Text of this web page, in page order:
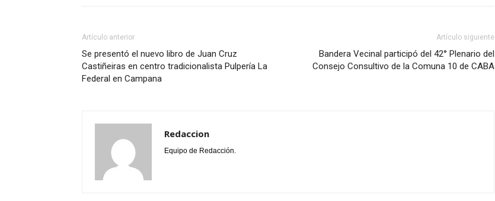
Artículo anterior
Se presentó el nuevo libro de Juan Cruz
Castiñeiras en centro tradicionalista Pulpería La
Federal en Campana
Artículo siguiente
Bandera Vecinal participó del 42° Plenario del
Consejo Consultivo de la Comuna 10 de CABA
Redaccion
Equipo de Redacción.